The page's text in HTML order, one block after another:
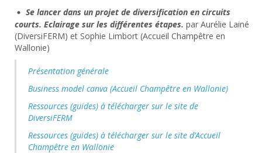
Se lancer dans un projet de diversification en circuits
courts. Eclairage sur les différentes étapes. par Aurélie Lainé
(DiversiFERM) et Sophie Limbort (Accueil Champêtre en
Wallonie)
Présentation générale
Business model canva (Accueil Champêtre en Wallonie)
Ressources (guides) à télécharger sur le site de
DiversiFERM
Ressources (guides) à télécharger sur le site d’Accueil
Champêtre en Wallonie